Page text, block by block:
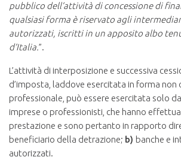
pubblico dell’attività di concessione di
qualsiasi forma è riservato agli
autorizzati, iscritti in un apposito albo
d’Italia.”.
L’attività di interposizione e successiva
d’imposta, laddove esercitata in forma non
professionale, può essere esercitata solo
imprese o professionisti, che hanno
prestazione e sono pertanto in rapporto
beneficiario della detrazione; b) banche e
autorizzati.